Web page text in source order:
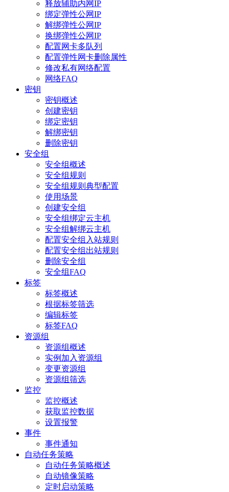
释放辅助内网IP
绑定弹性公网IP
解绑弹性公网IP
换绑弹性公网IP
配置网卡多队列
配置弹性网卡删除属性
修改私有网络配置
网络FAQ
密钥
密钥概述
创建密钥
绑定密钥
解绑密钥
删除密钥
安全组
安全组概述
安全组规则
安全组规则典型配置
使用场景
创建安全组
安全组绑定云主机
安全组解绑云主机
配置安全组入站规则
配置安全组出站规则
删除安全组
安全组FAQ
标签
标签概述
根据标签筛选
编辑标签
标签FAQ
资源组
资源组概述
实例加入资源组
变更资源组
资源组筛选
监控
监控概述
获取监控数据
设置报警
事件
事件通知
自动任务策略
自动任务策略概述
自动镜像策略
定时启动策略